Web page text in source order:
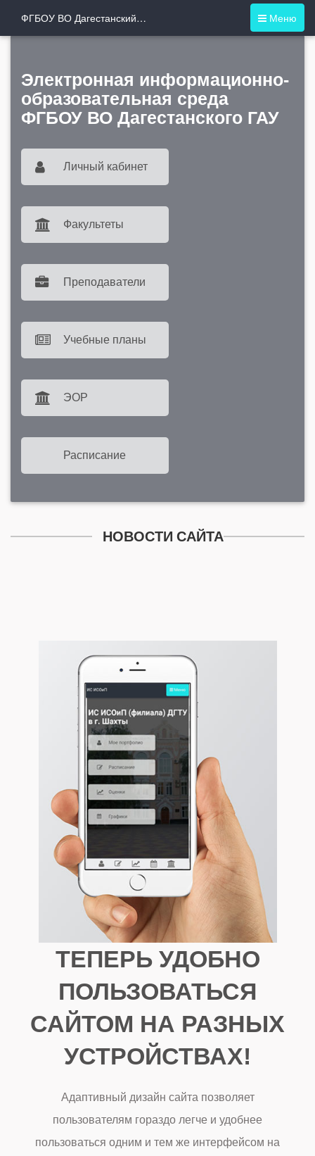
Меню
ФГБОУ ВО Дагестанский ГАУ
Электронная информационно-
образовательная среда
ФГБОУ ВО Дагестанского ГАУ
Личный кабинет
Факультеты
Преподаватели
Учебные планы
ЭОР
Расписание
НОВОСТИ САЙТА
ТЕПЕРЬ УДОБНО
ПОЛЬЗОВАТЬСЯ
САЙТОМ НА РАЗНЫХ
УСТРОЙСТВАХ!
Адаптивный дизайн сайта позволяет
пользователям гораздо легче и удобнее
пользоваться одним и тем же интерфейсом на